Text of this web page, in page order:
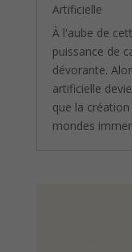
Artificielle
À l'aube de
puissance de
dévorante.
artificielle
que la
mondes